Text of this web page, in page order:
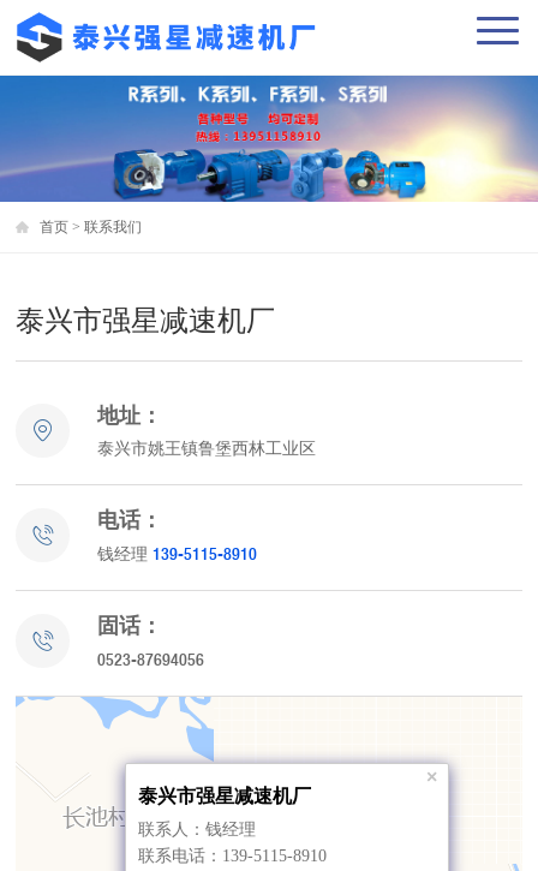
首页 >联系我们
泰兴市强星减速机厂
地址：
泰兴市姚王镇鲁堡西林工业区
电话：
钱经理 139-5115-8910
固话：
0523-87694056
泰兴市强星减速机厂
联系人：钱经理
联系电话：139-5115-8910
×